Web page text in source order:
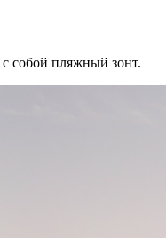
собой пляжный зонт.